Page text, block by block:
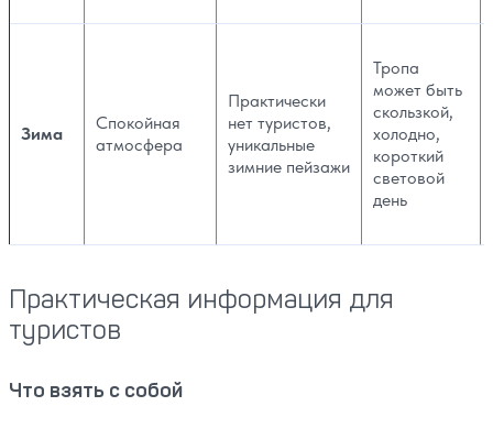
Зима
Спокойная
атмосфера
Практически
нет туристов,
уникальные
зимние пейзажи
Тропа
может быть
скользкой,
холодно,
короткий
световой
день
Практическая информация для
туристов
Что взять с собой